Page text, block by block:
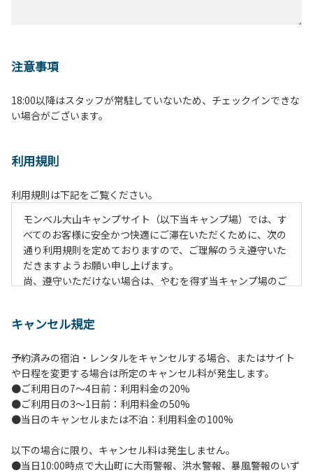
注意事項
18:00以降はスタッフが常駐していないため、チェックインできな
い場合がございます。
利用規則
利用規則は下記をご覧ください。
モンベル大山キャンプサイト（以下当キャンプ場）では、す
べてのお客様に安全かつ快適にご滞在いただくために、次の
通り利用規則を定めておりますので、ご理解のうえ遵守いた
だきますようお願い申し上げます。
尚、遵守いただけない場合は、やむを得ず当キャンプ場のご
【当キャンプ場利用に際してのご案内ならびに注意事項】
２．利用におけるルールを遵守いただき、ご自身で事故の防
止に努めてください。
３．安全管理上、お子さまの単独での行動はご遠慮くださ
い。
４．当キャンプ場内を車で移動する場合は徐行運転（5ｋｍ/
５．ゴミ（可燃）は指定のゴミ袋に分別した上で、指定の場
所へ捨ててください。ビン・缶・ペットボトルおよび不燃ゴ
キャンセル規定
予約済みの宿泊・レンタルをキャンセルする場合、またはサイト
や日程を変更する場合は所定のキャンセル料が発生します。
●ご利用日の7～4日前：利用料金の20%
●ご利用日の3～1日前：利用料金の50%
●当日のキャンセルまたは不泊：利用料金の100%
以下の場合に限り、キャンセル料は発生しません。
●当日10:00時点で大山町に大雨警報、洪水警報、暴風警報のいず